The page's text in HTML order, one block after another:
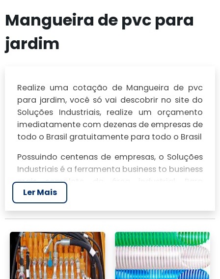
Mangueira de pvc para
jardim
Realize uma cotação de Mangueira de pvc
para jardim, você só vai descobrir no site do
Soluções Industriais, realize um orçamento
imediatamente com dezenas de empresas de
todo o Brasil gratuitamente para todo o Brasil
Possuindo centenas de empresas, o Soluções
Industriais é a ferramenta business to business
mais completo da área industrial. Para
realizar um orçamento de Mangueira de pvc
para jardim, clique em um ou mais dos
anuciantes a seguir:
Ler Mais